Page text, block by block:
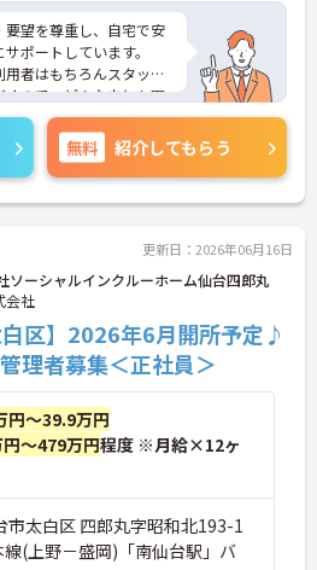
要望を尊重し、自宅で安
ポートしています。
者はもちろんスタッフ
ので、どんな方とも円
れる方を歓迎していま
策ポイントなど、さら
でお気軽にご相談くだ
無料 紹介してもらう
更新日：2026年06月16日
ソーシャルインクルーホーム仙台四郎丸
会社
白区】2026年6月開所予定♪
理者募集＜正社員＞
円～39.9万円
～479万円程度 ※月給×12ヶ
市太白区 四郎丸字昭和北193-1
線(上野－盛岡)「南仙台駅」バ